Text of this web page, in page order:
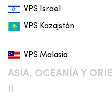
VPS Israel
VPS Kazajstán
VPS Malasia
ASIA, OCEANÍA Y
II